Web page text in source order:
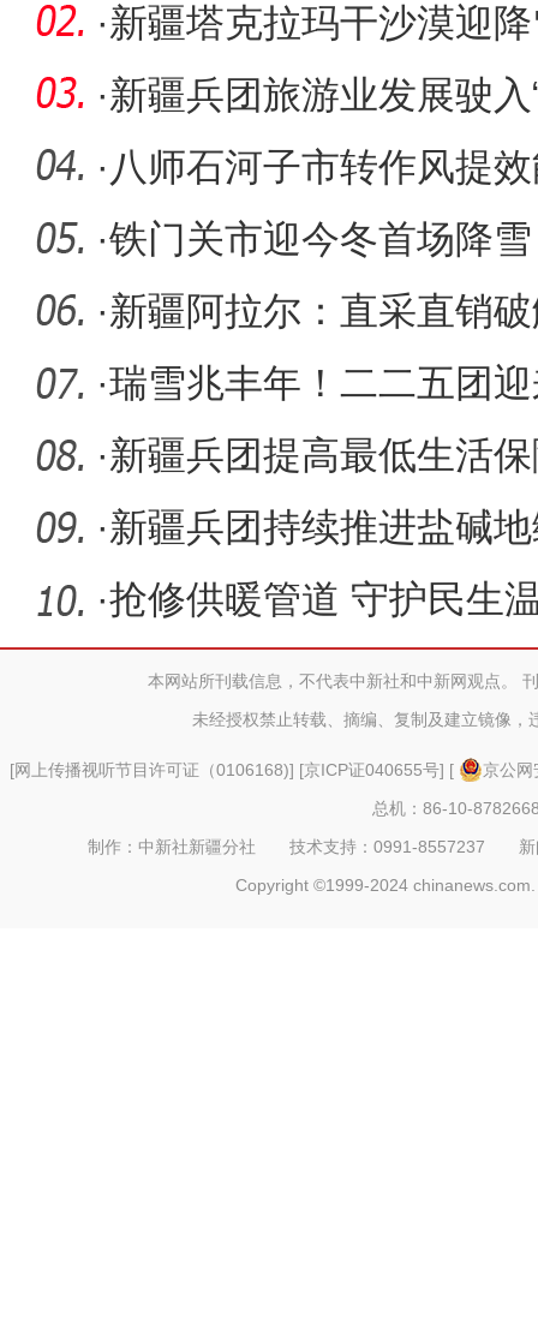
·新疆塔克拉玛干沙漠迎
·新疆兵团旅游业发展驶入
· 八师石河子市转作风提
发展纪实
·铁门关市迎今冬首场降
·新疆阿拉尔：直采直销
·瑞雪兆丰年！二二五团
·新疆兵团提高最低生活
712元
·新疆兵团持续推进盐碱
·抢修供暖管道 守护民生
本网站所刊载信息，不代表中新社和中新网观点。
未经授权禁止转载、摘编、复制及建立镜像，
[网上传播视听节目许可证（0106168)] [京ICP证040655号] [
京公
总机：86-10-
制作：中新社新疆分社 技术支持：0991-8557237
Copyright ©1999-2024